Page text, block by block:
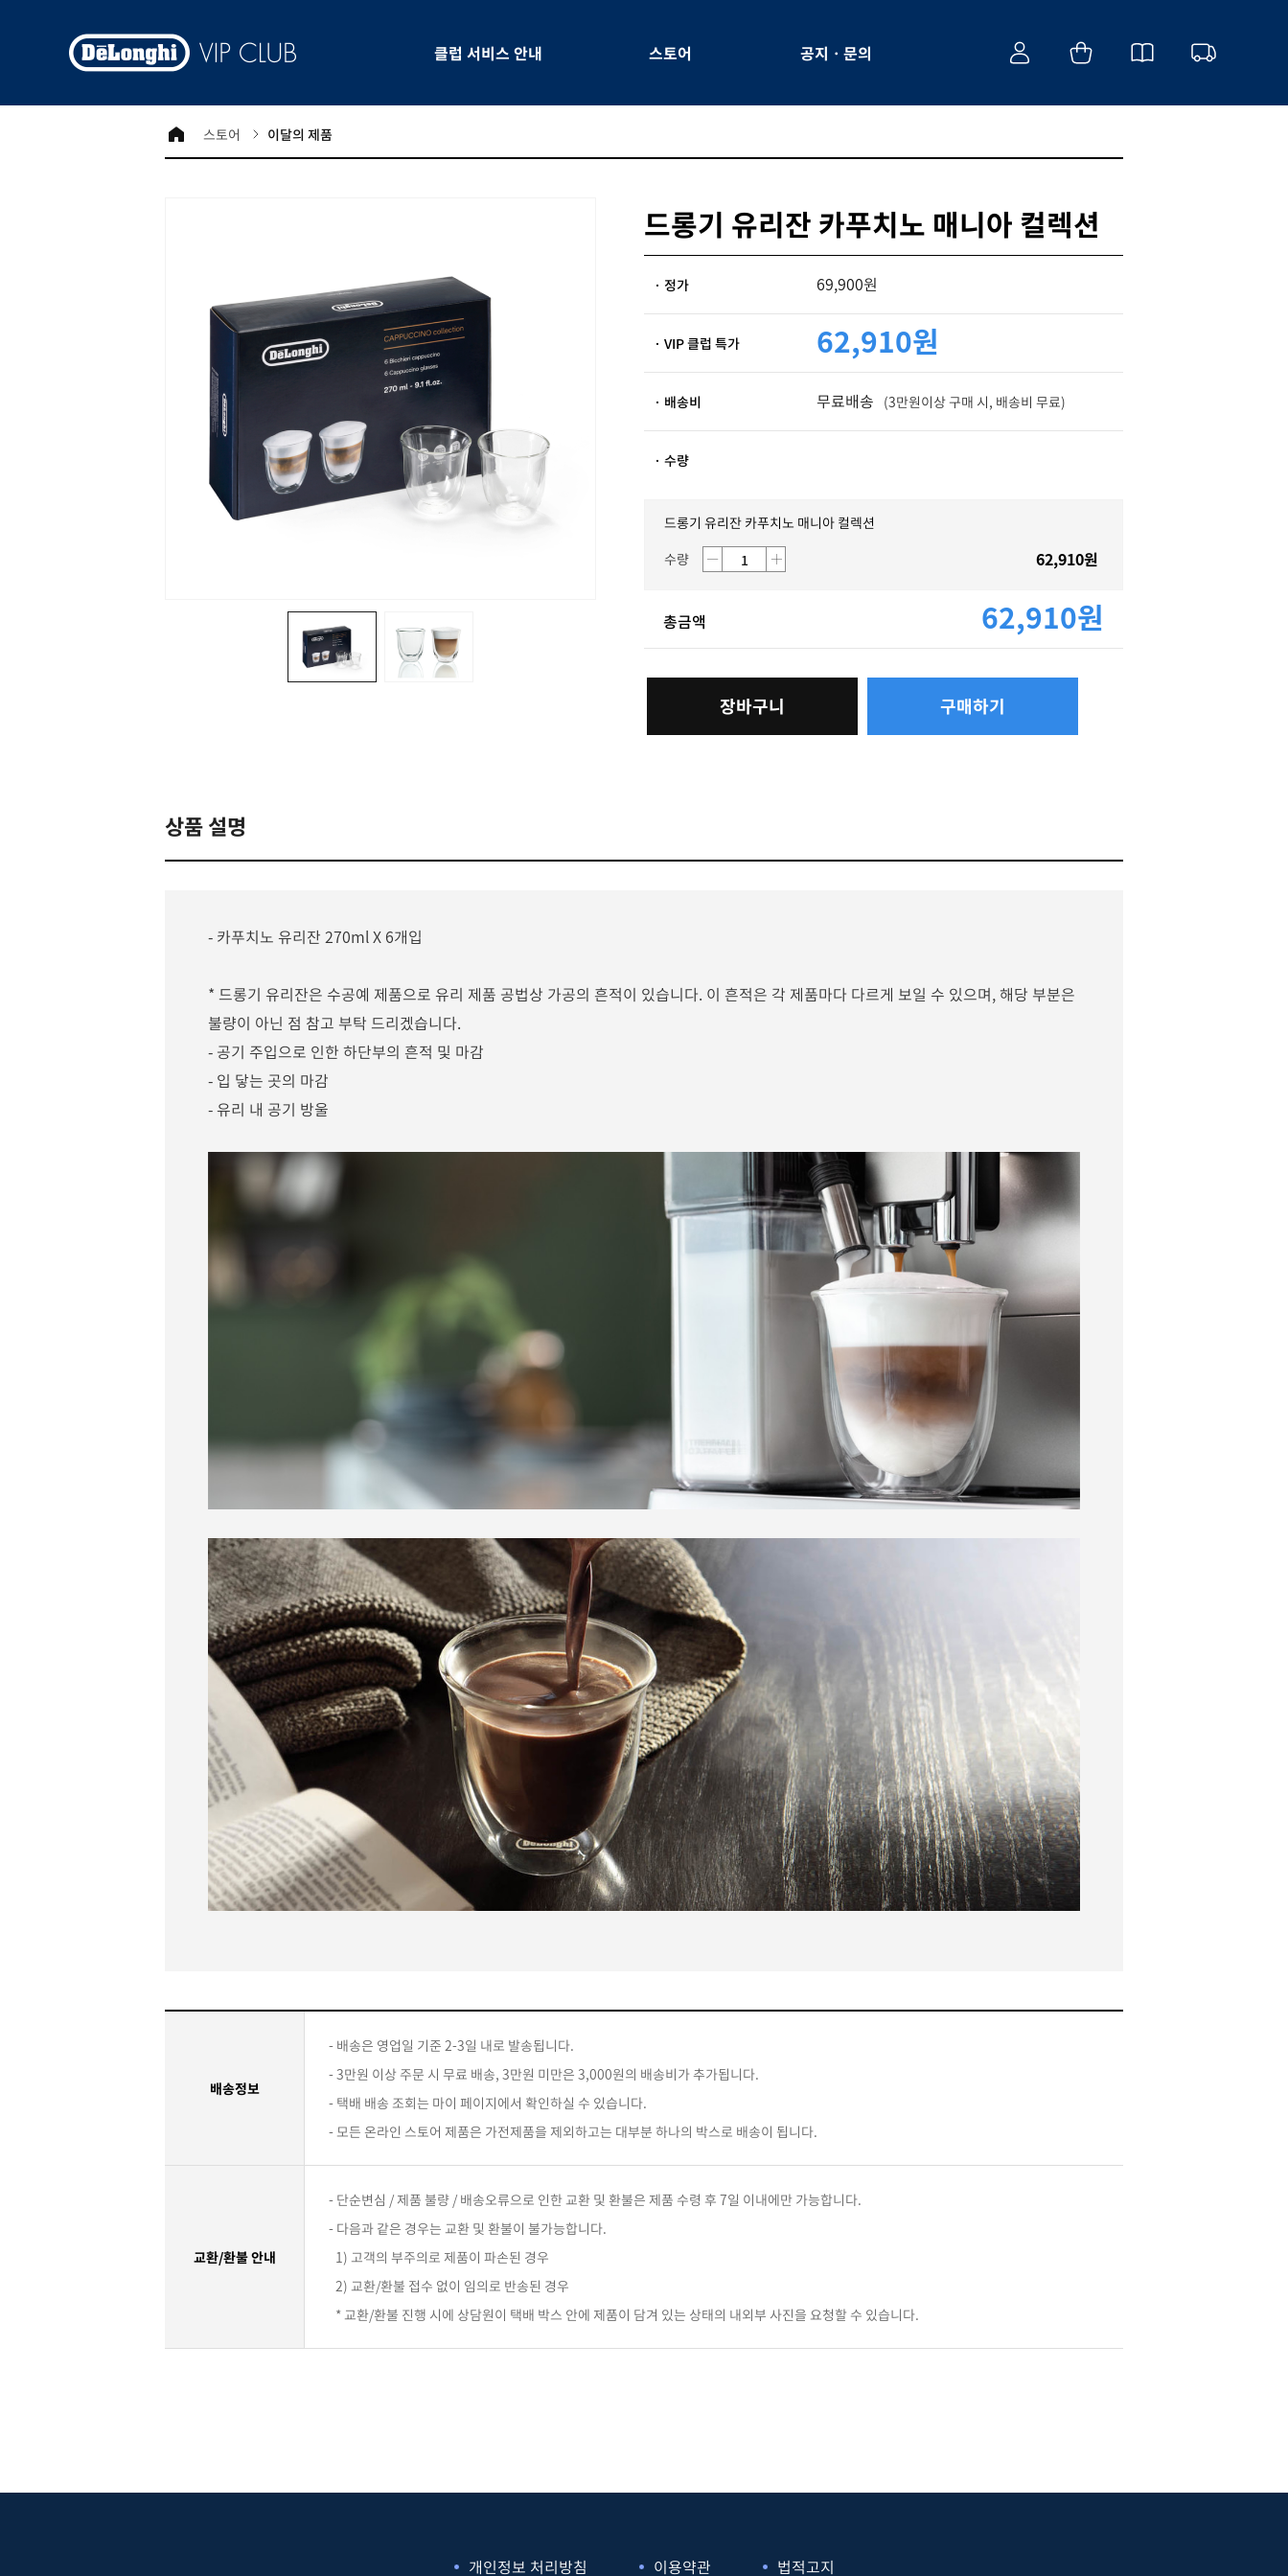
클럽 서비스 안내 스토어 공지ㆍ문의
스토어 이달의 제품
드롱기 유리잔 카푸치노 매니아 컬렉션
· 정가 69,900원
· VIP 클럽 특가 62,910원
· 배송비 무료배송 (3만원이상 구매 시, 배송비 무료)
· 수량
드롱기 유리잔 카푸치노 매니아 컬렉션
수량
62,910원
총금액 62,910원
장바구니 구매하기
상품 설명
- 카푸치노 유리잔 270ml X 6개입
* 드롱기 유리잔은 수공예 제품으로 유리 제품 공법상 가공의 흔적이 있습니다. 이 흔적은 각 제품마다 다르게 보일 수 있으며, 해당 부분은
불량이 아닌 점 참고 부탁 드리겠습니다.
- 공기 주입으로 인한 하단부의 흔적 및 마감
- 입 닿는 곳의 마감
- 유리 내 공기 방울
배송정보
- 배송은 영업일 기준 2-3일 내로 발송됩니다.
- 3만원 이상 주문 시 무료 배송, 3만원 미만은 3,000원의 배송비가 추가됩니다.
- 택배 배송 조회는 마이 페이지에서 확인하실 수 있습니다.
- 모든 온라인 스토어 제품은 가전제품을 제외하고는 대부분 하나의 박스로 배송이 됩니다.
교환/환불 안내
- 단순변심 / 제품 불량 / 배송오류으로 인한 교환 및 환불은 제품 수령 후 7일 이내에만 가능합니다.
- 다음과 같은 경우는 교환 및 환불이 불가능합니다.
1) 고객의 부주의로 제품이 파손된 경우
2) 교환/환불 접수 없이 임의로 반송된 경우
* 교환/환불 진행 시에 상담원이 택배 박스 안에 제품이 담겨 있는 상태의 내외부 사진을 요청할 수 있습니다.
개인정보 처리방침 이용약관 법적고지